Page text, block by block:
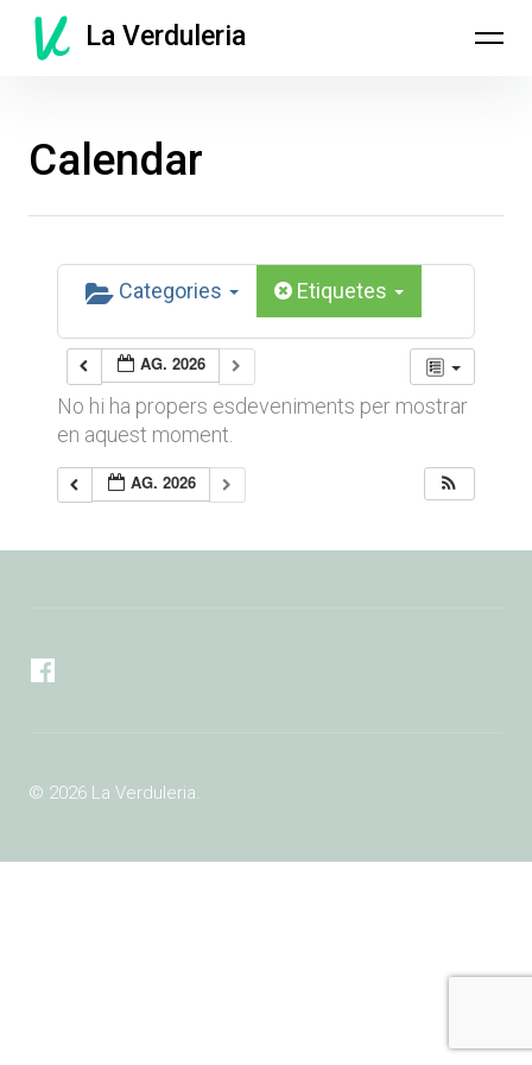
content
La Verduleria
Calendar
Categories Etiquetes
AG. 2026
No hi ha propers esdeveniments per mostrar
en aquest moment.
AG. 2026
Facebook
© 2026 La Verduleria.